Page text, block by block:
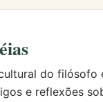
do
e reflexões